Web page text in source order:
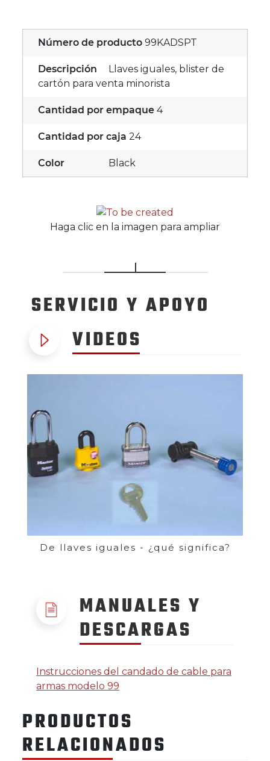
Número de producto 99KADSPT
Descripción
Llaves iguales, blister de
cartón para venta minorista
Cantidad por empaque 4
Cantidad por caja 24
Color Black
Haga clic en la imagen para ampliar
SERVICIO Y APOYO
VIDEOS
De llaves iguales - ¿qué significa?
MANUALES Y
DESCARGAS
Instrucciones del candado de cable para
armas modelo 99
PRODUCTOS
RELACIONADOS